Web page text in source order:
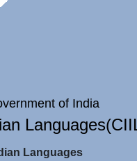
of India
Languages